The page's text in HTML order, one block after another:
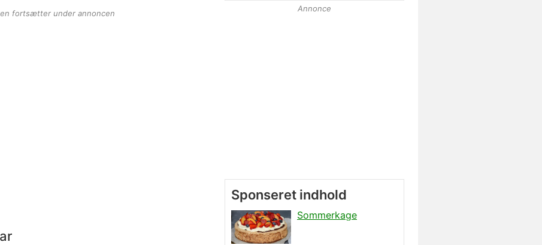
fortsætter under annoncen
Annonce